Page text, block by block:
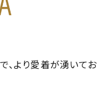
、より愛着が湧いてお